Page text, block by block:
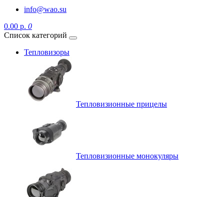
info@wao.su
0.00 р. 0
Список категорий
Тепловизоры
Тепловизионные прицелы
Тепловизионные монокуляры